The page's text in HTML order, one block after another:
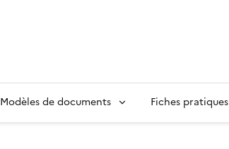
Modèles de documents Fiches pratiques